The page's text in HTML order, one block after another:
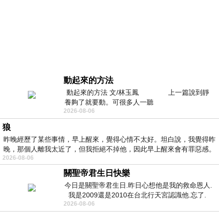
動起來的方法
動起來的方法 文/林玉鳳 上一篇說到靜
養夠了就要動。可很多人一聽
2026-08-06
狼
昨晚經歷了某些事情，早上醒來，覺得心情不太好。坦白說，我覺得昨
晚，那個人離我太近了，但我拒絕不掉他，因此早上醒來會有罪惡感。
2026-08-06
關聖帝君生日快樂
今日是關聖帝君生日.昨日心想他是我的救命恩人.
我是2009還是2010在台北行天宮認識他.忘了.
一個奇摩交友的網友學
2026-08-06